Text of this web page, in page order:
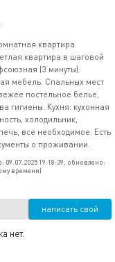
квартира
квартира в шаговой
(3 минуты).
мебель. Спальных мест
постельное белье,
гигиены. Кухня: кухонная
холодильник,
все необходимое. Есть
о проживании.
19:18:39, обновлено:
времени)
написать свой
нет.